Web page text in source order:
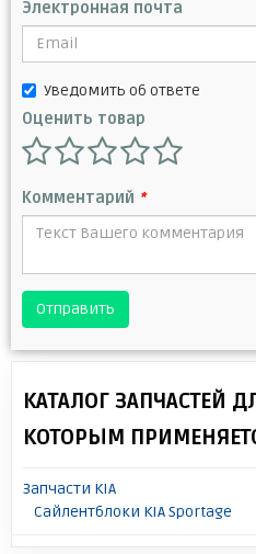
Электронная почта
Уведомить об ответе
Оценить товар
Комментарий *
Отправить
КАТАЛОГ ЗАПЧАСТЕЙ
КОТОРЫМ
Запчасти KIA
Сайлентблоки KIA Sportage